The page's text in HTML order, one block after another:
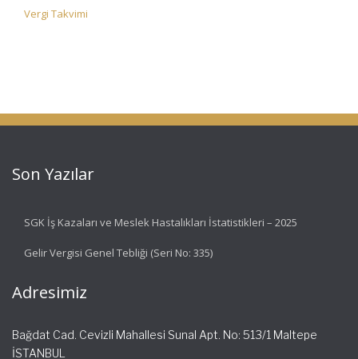
Vergi Takvimi
Son Yazılar
SGK İş Kazaları ve Meslek Hastalıkları İstatistikleri – 2025
Gelir Vergisi Genel Tebliği (Seri No: 335)
Adresimiz
Bağdat Cad. Cevizli Mahallesi Sunal Apt. No: 513/1 Maltepe
İSTANBUL